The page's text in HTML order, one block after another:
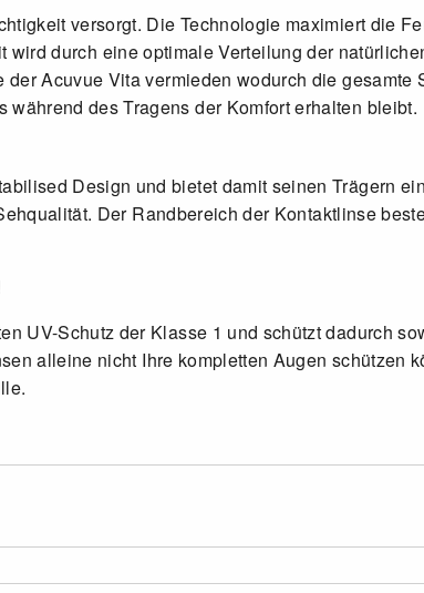
versorgt. Die Technologie maximiert die
durch eine optimale Verteilung der
Acuvue Vita vermieden wodurch die
des Tragens der Komfort erhalten bleibt.
Design und bietet damit seinen Trägern
Der Randbereich der Kontaktlinse
UV-Schutz der Klasse 1 und schützt dadurch
alleine nicht Ihre kompletten Augen schützen